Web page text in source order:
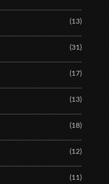
(13)
(31)
(17)
(13)
(18)
(12)
(11)